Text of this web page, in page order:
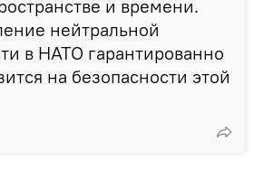
и времени.
нейтральной
в НАТО гарантированно
на безопасности этой